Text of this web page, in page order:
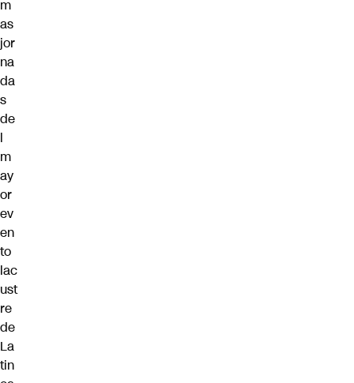
m
as
jor
na
da
s
de
l
m
ay
or
ev
en
to
lac
ust
re
de
La
tin